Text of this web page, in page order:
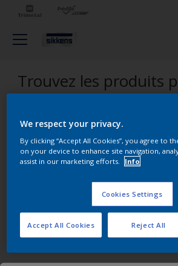
Trouvez les produits
projet
0Produits trouvés
Filter
Désolé, nous n'avons pas trouvé le
recherchiez.Cliquez sur 'Effacer tout'
découvrir nos autres produits.
We respect your privacy.
By clicking “Accept All Cookies”, you agree to
on your device to enhance site navigation,
assist in our marketing efforts.
Info
Cookies Settings
Reject All
Accept All Cookies